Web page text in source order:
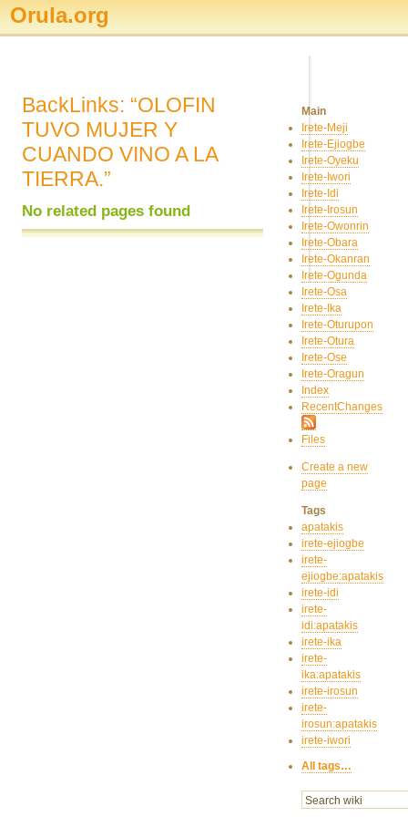
Orula.org
BackLinks: “OLOFIN
TUVO MUJER Y
CUANDO VINO A LA
TIERRA.”
No related pages found
Main
Irete-Meji
Irete-Ejiogbe
Irete-Oyeku
Irete-Iwori
Irete-Idi
Irete-Irosun
Irete-Owonrin
Irete-Obara
Irete-Okanran
Irete-Ogunda
Irete-Osa
Irete-Ika
Irete-Oturupon
Irete-Otura
Irete-Ose
Irete-Oragun
Index
RecentChanges
Files
Create a new
page
Tags
apatakis
irete-ejiogbe
irete-
ejiogbe:apatakis
irete-idi
irete-
idi:apatakis
irete-ika
irete-
ika:apatakis
irete-irosun
irete-
irosun:apatakis
irete-iwori
All tags…